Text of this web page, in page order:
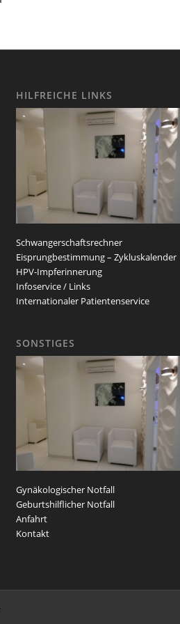
HILFREICHE LINKS
Schwangerschaftsrechner
Eisprungbestimmung – Zykluskalender
HPV-Impferinnerung
Infoservice / Links
Internationaler Patientenservice
SONSTIGES
Gynäkologischer Notfall
Geburtshilflicher Notfall
Anfahrt
Kontakt